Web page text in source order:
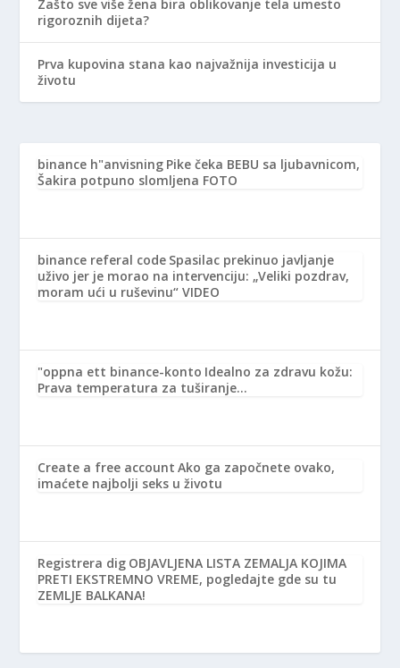
Zašto sve više žena bira oblikovanje tela umesto
rigoroznih dijeta?
Prva kupovina stana kao najvažnija investicija u
životu
binance h"anvisning Pike čeka BEBU sa ljubavnicom,
Šakira potpuno slomljena FOTO
binance referal code Spasilac prekinuo javljanje
uživo jer je morao na intervenciju: „Veliki pozdrav,
moram ući u ruševinu“ VIDEO
"oppna ett binance-konto Idealno za zdravu kožu:
Prava temperatura za tuširanje…
Create a free account Ako ga započnete ovako,
imaćete najbolji seks u životu
Registrera dig OBJAVLJENA LISTA ZEMALJA KOJIMA
PRETI EKSTREMNO VREME, pogledajte gde su tu
ZEMLJE BALKANA!